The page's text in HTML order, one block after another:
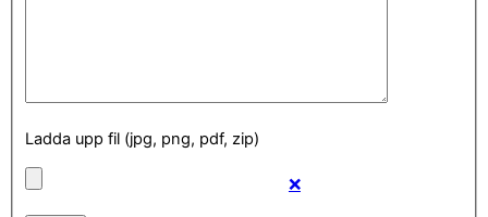
Ladda upp fil (jpg, png, pdf, zip)
❌